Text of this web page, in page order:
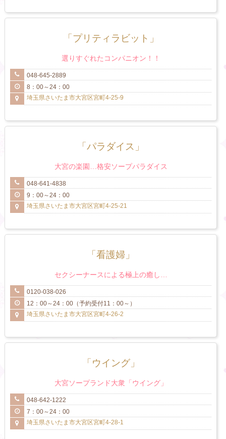
「プリティラビット」
選りすぐれたコンパニオン！！
048-645-2889
8：00～24：00
埼玉県さいたま市大宮区宮町4-25-9
「パラダイス」
大宮の楽園…格安ソープパラダイス
048-641-4838
9：00～24：00
埼玉県さいたま市大宮区宮町4-25-21
「看護婦」
セクシーナースによる極上の癒し…
0120-038-026
12：00～24：00（予約受付11：00～）
埼玉県さいたま市大宮区宮町4-26-2
「ウイング」
大宮ソープランド大衆「ウイング」
048-642-1222
7：00～24：00
埼玉県さいたま市大宮区宮町4-28-1